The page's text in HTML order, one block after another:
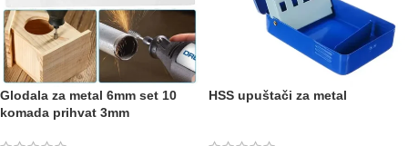
Glodala za metal 6mm set 10
komada prihvat 3mm
HSS upuštači za metal